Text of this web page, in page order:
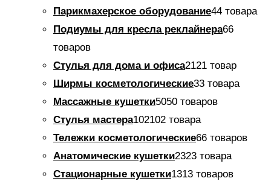
Парикмахерское оборудование44 товара
Подиумы для кресла реклайнера66
товаров
Стулья для дома и офиса2121 товар
Ширмы косметологические33 товара
Массажные кушетки5050 товаров
Стулья мастера102102 товара
Тележки косметологические66 товаров
Анатомические кушетки2323 товара
Стационарные кушетки1313 товаров